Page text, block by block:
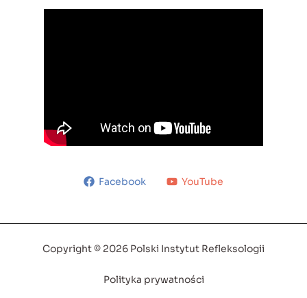
Facebook YouTube
Copyright © 2026 Polski Instytut Refleksologii
Polityka prywatności